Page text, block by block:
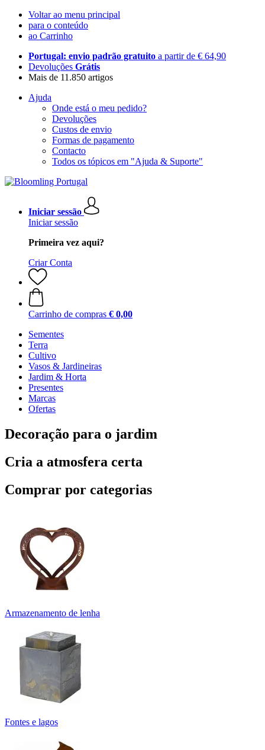
Voltar ao menu principal
para o conteúdo
ao Carrinho
Portugal: envio padrão gratuito a partir de € 64,90
Devoluções Grátis
Mais de 11.850 artigos
Ajuda
Onde está o meu pedido?
Devoluções
Custos de envio
Formas de pagamento
Contacto
Todos os tópicos em "Ajuda & Suporte"
Iniciar sessão
Iniciar sessão
Primeira vez aqui?
Criar Conta
Carrinho de compras € 0,00
Sementes
Terra
Cultivo
Vasos & Jardineiras
Jardim & Horta
Presentes
Marcas
Ofertas
Decoração para o jardim
Cria a atmosfera certa
Comprar por categorias
Armazenamento de lenha
Fontes e lagos